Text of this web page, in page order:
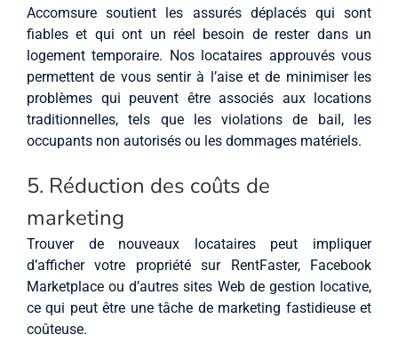
Accomsure soutient les assurés déplacés qui sont
fiables et qui ont un réel besoin de rester dans un
logement temporaire. Nos locataires approuvés vous
permettent de vous sentir à l’aise et de minimiser les
problèmes qui peuvent être associés aux locations
traditionnelles, tels que les violations de bail, les
occupants non autorisés ou les dommages matériels.
5. Réduction des coûts de
marketing
Trouver de nouveaux locataires peut impliquer
d’afficher votre propriété sur RentFaster, Facebook
Marketplace ou d’autres sites Web de gestion locative,
ce qui peut être une tâche de marketing fastidieuse et
coûteuse.